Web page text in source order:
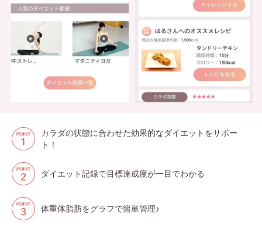
カラダの状態に合わせた効果的なダイエットをサポー
ト！
ダイエット記録で目標達成度が一目でわかる
体重体脂肪をグラフで簡単管理♪